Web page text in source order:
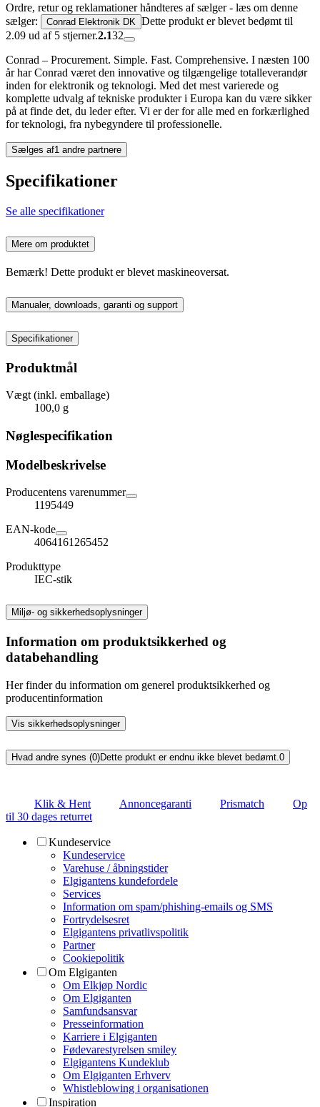
Ordre, retur og reklamationer håndteres af sælger - læs om denne
sælger:
Conrad Elektronik DK Dette produkt er blevet bedømt til
2.09 ud af 5 stjerner.2.132
Conrad – Procurement. Simple. Fast. Comprehensive. I næsten 100
år har Conrad været den innovative og tilgængelige totalleverandør
inden for elektronik og teknologi. Med det mest varierede og
komplette udvalg af tekniske produkter i Europa kan du være sikker
på at finde det, du leder efter. Vi er der for alle med en forkærlighed
for teknologi, fra nybegyndere til professionelle.
Sælges af1 andre partnere
Specifikationer
Se alle specifikationer
Mere om produktet
Bemærk! Dette produkt er blevet maskineoversat.
Manualer, downloads, garanti og support
Specifikationer
Produktmål
Vægt (inkl. emballage)
100,0 g
Nøglespecifikation
Modelbeskrivelse
Producentens varenummer
1195449
EAN-kode
4064161265452
Produkttype
IEC-stik
Miljø- og sikkerhedsoplysninger
Information om produktsikkerhed og
databehandling
Her finder du information om generel produktsikkerhed og
producentinformation
Vis sikkerhedsoplysninger
Hvad andre synes (0)Dette produkt er endnu ikke blevet bedømt. 0
Klik & Hent Annoncegaranti Prismatch
Op
til 30 dages returret
Kundeservice
Kundeservice
Varehuse / åbningstider
Elgigantens kundefordele
Services
Information om spam/phishing-emails og SMS
Fortrydelsesret
Elgigantens privatlivspolitik
Partner
Cookiepolitik
Om Elgiganten
Om Elkjøp Nordic
Om Elgiganten
Samfundsansvar
Presseinformation
Karriere i Elgiganten
Fødevarestyrelsen smiley
Elgigantens Kundeklub
Om Elgiganten Erhverv
Whistleblowing i organisationen
Inspiration